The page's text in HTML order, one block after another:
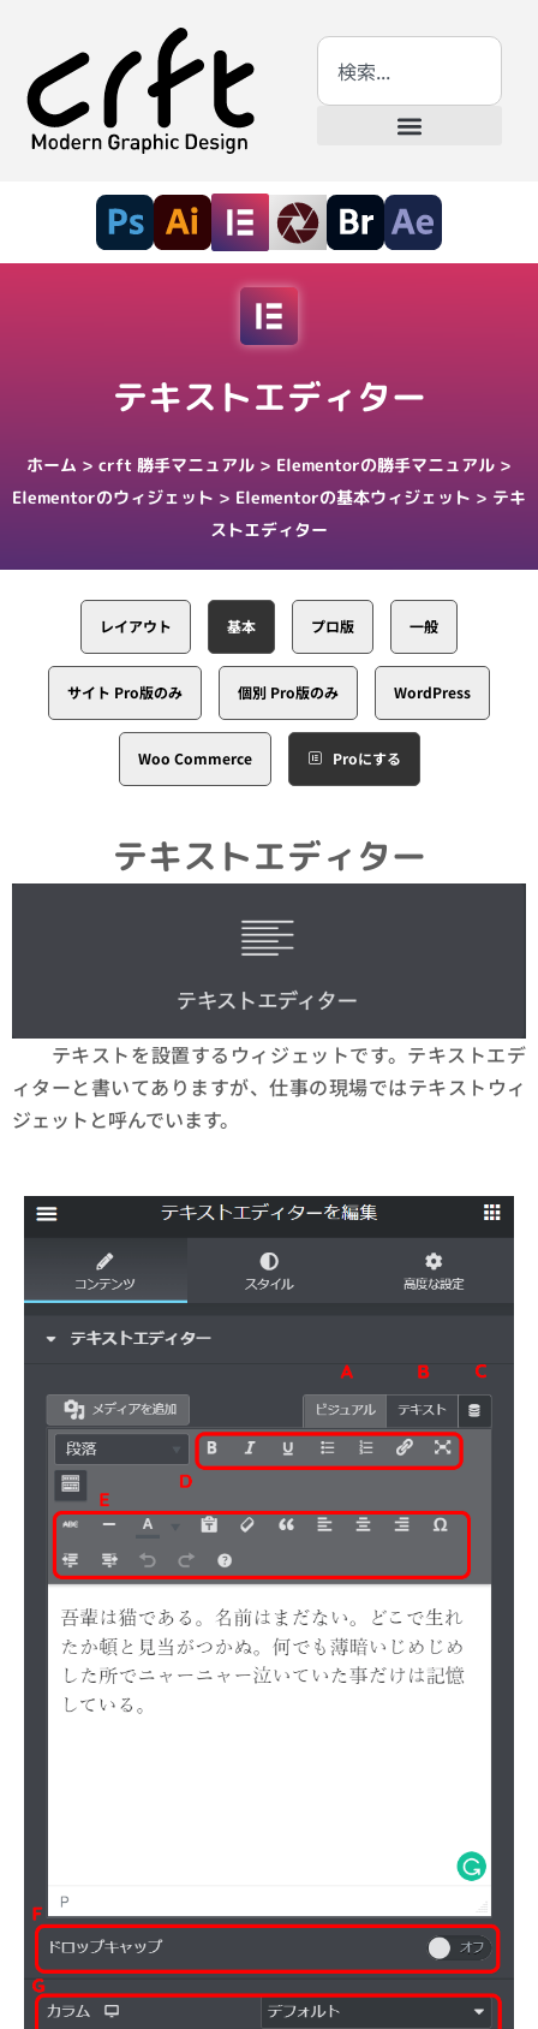
テキストエディター
ホーム > crft 勝手マニュアル > Elementorの勝手マニュアル >
Elementorのウィジェット > Elementorの基本ウィジェット > テキ
ストエディター
レイアウト 基本 プロ版 一般
サイト Pro版のみ 個別 Pro版のみ WordPress
Woo Commerce Proにする
テキストエディター
テキストを設置するウィジェットです。テキストエデ
ィターと書いてありますが、仕事の現場ではテキストウィ
ジェットと呼んでいます。